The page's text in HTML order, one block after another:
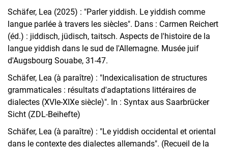
Cours
Publications
Schäfer, Lea (2025) : "Parler yiddish. Le yiddish comme
langue parlée à travers les siècles". Dans : Carmen Reichert
(éd.) : jiddisch, jüdisch, taitsch. Aspects de l'histoire de la
langue yiddish dans le sud de l'Allemagne. Musée juif
d'Augsbourg Souabe, 31-47.
Schäfer, Lea (à paraître) : "Indexicalisation de structures
grammaticales : résultats d'adaptations littéraires de
dialectes (XVIe-XIXe siècle)". In : Syntax aus Saarbrücker
Sicht (ZDL-Beihefte)
Schäfer, Lea (à paraître) : "Le yiddish occidental et oriental
dans le contexte des dialectes allemands". (Recueil de la